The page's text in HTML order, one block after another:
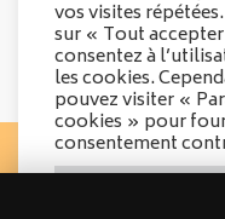
Trek, le
Trek!
vos visites
sur « Tout
consentez à
les cookies.
pouvez visiter «
cookies » pour
consentement